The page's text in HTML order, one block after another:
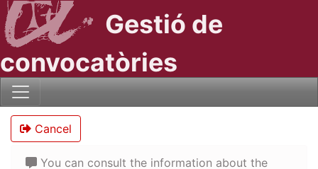
Gestió de
convocatòries
Cancel
You can consult the information about the